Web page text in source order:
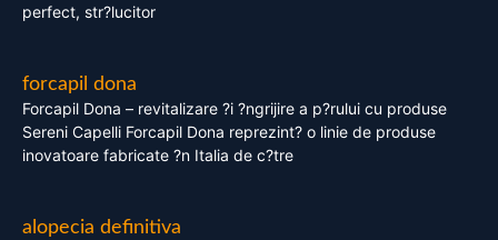
perfect, str?lucitor
forcapil dona
Forcapil Dona – revitalizare ?i ?ngrijire a p?rului cu produse
Sereni Capelli Forcapil Dona reprezint? o linie de produse
inovatoare fabricate ?n Italia de c?tre
alopecia definitiva